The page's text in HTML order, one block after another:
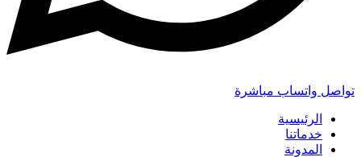
تواصل واتساب مباشرة
الرئيسية
خدماتنا
المدونة